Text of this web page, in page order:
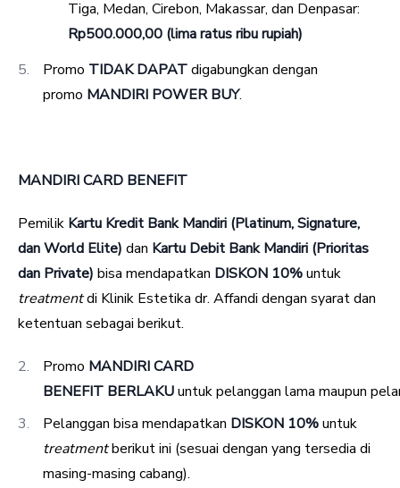
Tiga, Medan, Cirebon, Makassar, dan Denpasar:
Rp500.000,00 (lima ratus ribu rupiah)
Promo TIDAK DAPATdigabungkan dengan
promo MANDIRI POWER BUY.
MANDIRI CARD BENEFIT
Pemilik Kartu Kredit Bank Mandiri (Platinum, Signature,
dan World Elite) dan Kartu Debit Bank Mandiri (Prioritas
dan Private) bisa mendapatkan DISKON 10%untuk
treatmentdi Klinik Estetika dr. Affandi dengan syarat dan
ketentuan sebagai berikut.
Promo MANDIRI CARD
BENEFIT BERLAKUuntuk pelanggan lama maupun
Pelanggan bisa mendapatkan DISKON 10%untuk
treatmentberikut ini (sesuai dengan yang tersedia di
masing-masing cabang).